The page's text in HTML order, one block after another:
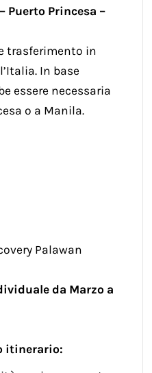
Puerto Princesa –
trasferimento in
In base
essere necessaria
o a Manila.
Palawan
da Marzo a
itinerario: